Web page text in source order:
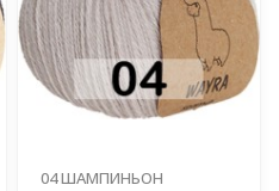
04 ШАМПИНЬОН